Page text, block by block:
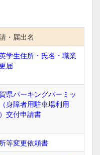
・届出名
学生住所・氏名・職業
届
県パーキングパーミッ
身障者用駐車場利用
交付申請書
等変更依頼書